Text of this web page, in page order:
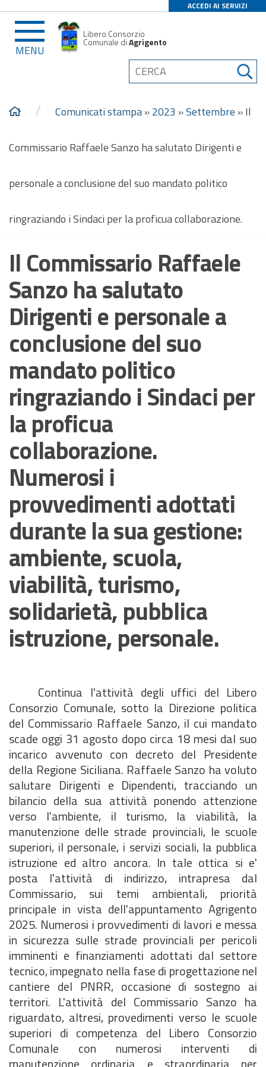
ACCEDI AI SERVIZI
MENU
Libero Consorzio
Comunale diAgrigento
/ Comunicati stampa»2023 »Settembre »Il
Commissario Raffaele Sanzo ha salutato Dirigenti e
personale a conclusione del suo mandato politico
ringraziando i Sindaci per la proficua collaborazione.
Il Commissario Raffaele
Sanzo ha salutato
Dirigenti e personale a
conclusione del suo
mandato politico
ringraziando i Sindaci per
la proficua
collaborazione.
Numerosi i
provvedimenti adottati
durante la sua gestione:
ambiente, scuola,
viabilità, turismo,
solidarietà, pubblica
istruzione, personale.
Continua l'attività degli uffici del Libero
Consorzio Comunale, sotto la Direzione politica
del Commissario Raffaele Sanzo, il cui mandato
scade oggi 31 agosto dopo circa 18 mesi dal suo
incarico avvenuto con decreto del Presidente
della Regione Siciliana. Raffaele Sanzo ha voluto
salutare Dirigenti e Dipendenti, tracciando un
bilancio della sua attività ponendo attenzione
verso l'ambiente, il turismo, la viabilità, la
manutenzione delle strade provinciali, le scuole
superiori, il personale, i servizi sociali, la pubblica
istruzione ed altro ancora. In tale ottica si e'
posta l'attività di indirizzo, intrapresa dal
Commissario, sui temi ambientali, priorità
principale in vista dell'appuntamento Agrigento
2025. Numerosi i provvedimenti di lavori e messa
in sicurezza sulle strade provinciali per pericoli
imminenti e finanziamenti adottati dal settore
tecnico, impegnato nella fase di progettazione nel
cantiere del PNRR, occasione di sostegno ai
territori. L'attività del Commissario Sanzo ha
riguardato, altresi, provedimenti verso le scuole
superiori di competenza del Libero Consorzio
Comunale con numerosi interventi di